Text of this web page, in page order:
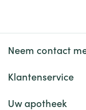
Neem contact
Klantenservice
Uw apotheek